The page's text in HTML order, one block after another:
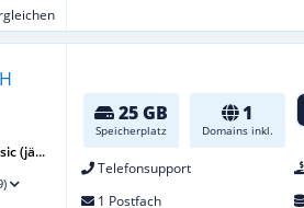
25 GB
Speicherplatz
1
Domains inkl.
Telefonsupport
1 Postfach
(jä...